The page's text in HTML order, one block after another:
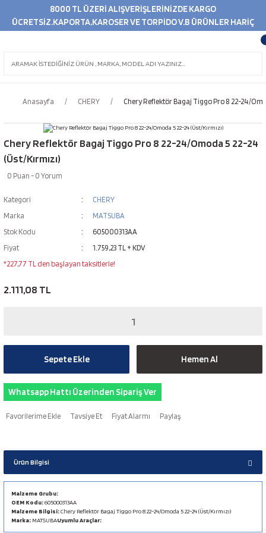
8000 TL ÜZERİ ALIŞVERİŞLERİNİZDE KARGO
ÜCRETSİZ.KAPORTA,KAROSER VE TORPİDO V.B ÜRÜNLER HARİÇ
Anasayfa CHERY Chery Reflektör Bagaj Tiggo Pro 8 22-24/
Chery Reflektör Bagaj Tiggo Pro 8 22-24/Omoda 5 22-24
(Üst/Kırmızı)
0 Puan - 0 Yorum
Kategori
CHERY
Marka
MATSUBA
Stok Kodu
605000313AA
Fiyat
1.759,23 TL + KDV
*227,77 TL den başlayan taksitlerle!
2.111,08 TL
Sepete Ekle Hemen Al
Whatsapp Hattı Üzerinden Sipariş Ver
Tavsiye Et Fiyat Alarmı Paylaş
Ürün Bilgisi
Malzeme Grubu:
OEM Kodu:605000313AA
Malzeme Bilgisi:Chery Reflektör Bagaj Tiggo Pro 8 22-24/Omoda 5 22-24 (Üst/Kırmızı)
Marka: MATSUBAUyumlu Araçlar: